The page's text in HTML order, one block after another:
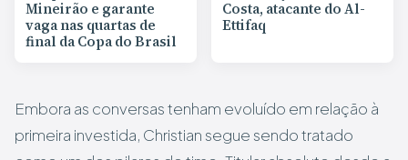
Mineirão e garante
vaga nas quartas de
final da Copa do Brasil
Costa, atacante do Al-
Ettifaq
Embora as conversas tenham evoluído em relação à
primeira investida, Christian segue sendo tratado